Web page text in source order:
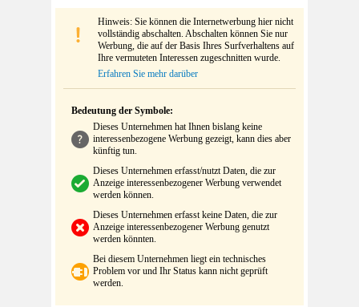
Hinweis: Sie können die Internetwerbung hier nicht
vollständig abschalten. Abschalten können Sie nur
Werbung, die auf der Basis Ihres Surfverhaltens auf
Ihre vermuteten Interessen zugeschnitten wurde.
Erfahren Sie mehr darüber
Bedeutung der Symbole:
Dieses Unternehmen hat Ihnen bislang keine
interessenbezogene Werbung gezeigt, kann dies aber
künftig tun.
Dieses Unternehmen erfasst/nutzt Daten, die zur
Anzeige interessenbezogener Werbung verwendet
werden können.
Dieses Unternehmen erfasst keine Daten, die zur
Anzeige interessenbezogener Werbung genutzt
werden könnten.
Bei diesem Unternehmen liegt ein technisches
Problem vor und Ihr Status kann nicht geprüft
werden.